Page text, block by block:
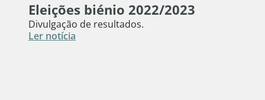
Eleições biénio 2022/2023
Divulgação de resultados.
Ler notícia